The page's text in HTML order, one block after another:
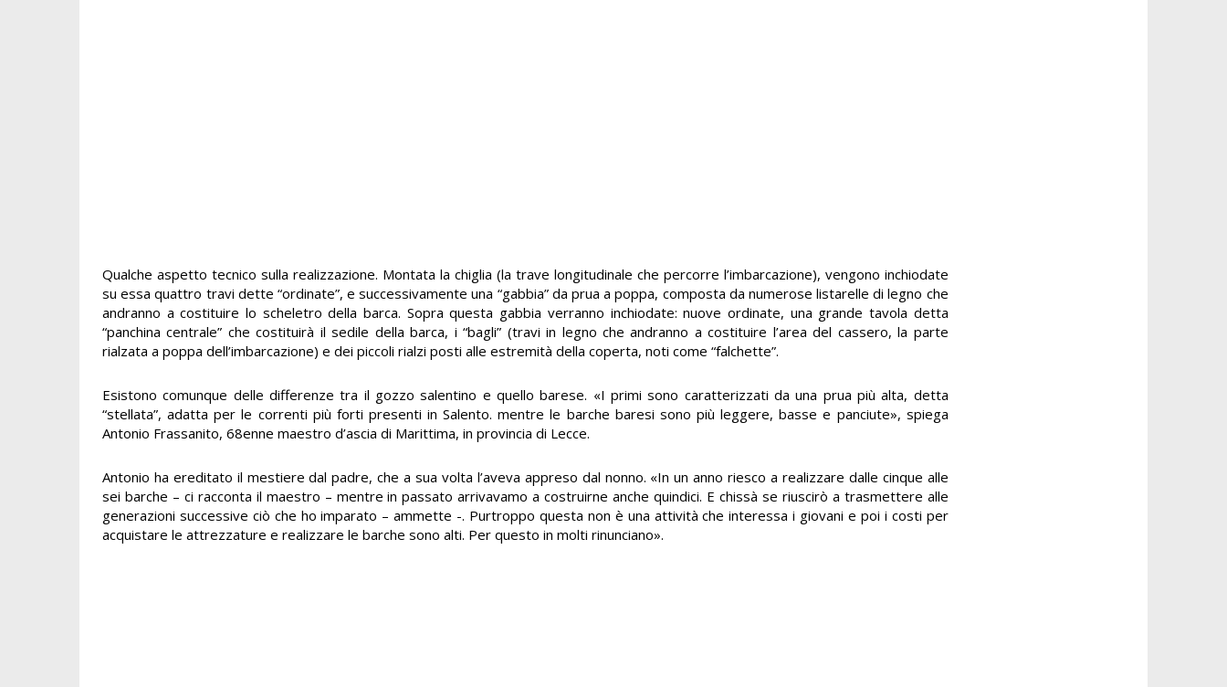
Qualche aspetto tecnico sulla realizzazione. Montata la chiglia (la trave longitudinale che percorre l’imbarcazione), vengono inchiodate
su essa quattro travi dette “ordinate”, e successivamente una “gabbia” da prua a poppa, composta da numerose listarelle di legno che
andranno a costituire lo scheletro della barca. Sopra questa gabbia verranno inchiodate: nuove ordinate, una grande tavola detta
“panchina centrale” che costituirà il sedile della barca, i “bagli” (travi in legno che andranno a costituire l’area del cassero, la parte
rialzata a poppa dell’imbarcazione) e dei piccoli rialzi posti alle estremità della coperta, noti come “falchette”.
Esistono comunque delle differenze tra il gozzo salentino e quello barese. «I primi sono caratterizzati da una prua più alta, detta
“stellata”, adatta per le correnti più forti presenti in Salento. mentre le barche baresi sono più leggere, basse e panciute», spiega
Antonio Frassanito, 68enne maestro d’ascia di Marittima, in provincia di Lecce.
Antonio ha ereditato il mestiere dal padre, che a sua volta l’aveva appreso dal nonno. «In un anno riesco a realizzare dalle cinque alle
sei barche – ci racconta il maestro – mentre in passato arrivavamo a costruirne anche quindici. E chissà se riuscirò a trasmettere alle
generazioni successive ciò che ho imparato – ammette -. Purtroppo questa non è una attività che interessa i giovani e poi i costi per
acquistare le attrezzature e realizzare le barche sono alti. Per questo in molti rinunciano».